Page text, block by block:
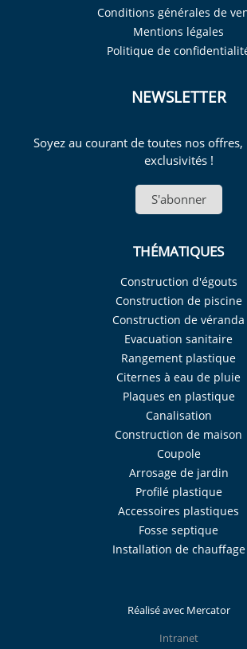
Conditions générales de
Mentions légales
Politique de
NEWSLETTER
Soyez au courant de toutes nos
exclusivités !
S'abonner
THÉMATIQUES
Construction d'égouts
Construction de piscine
Construction de véranda
Evacuation sanitaire
Rangement plastique
Citernes à eau de pluie
Plaques en plastique
Canalisation
Construction de maison
Coupole
Arrosage de jardin
Profilé plastique
Accessoires plastiques
Fosse septique
Installation de chauffage
Réalisé avec Mercator
Intranet